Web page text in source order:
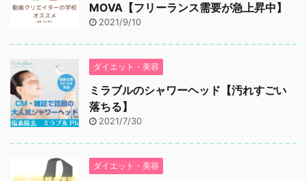
MOVA【フリーランス需要が急上昇中】
2021/9/10
ダイエット・美容
ミラブルのシャワーヘッド【汚れすごい
落ちる】
2021/7/30
ダイエット・美容